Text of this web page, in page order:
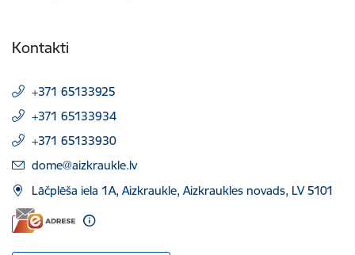
Kontakti
+371 65133925
+371 65133934
+371 65133930
E-pasts:
dome@aizkraukle.lv
Lāčplēša iela 1A, Aizkraukle, Aizkraukles novads, LV 5101